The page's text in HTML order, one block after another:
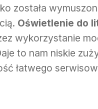
została
Oświetlenie do
wykorzystanie
to nam niskie
łatwego